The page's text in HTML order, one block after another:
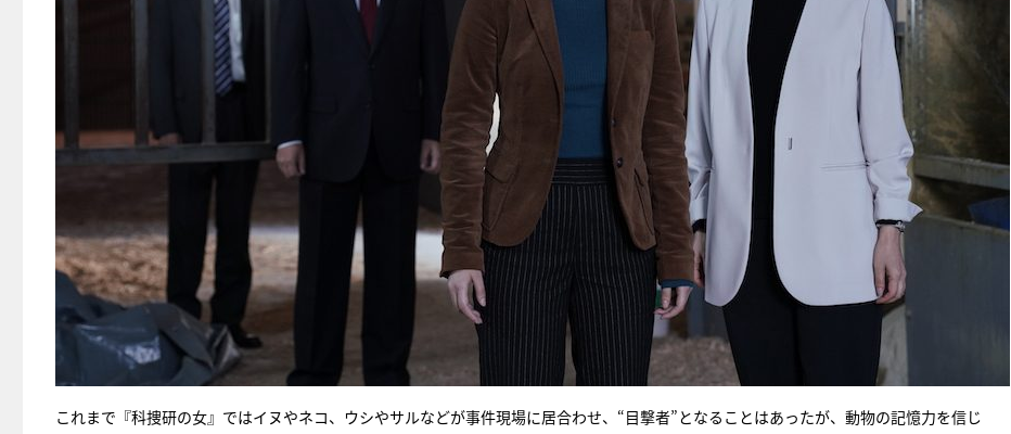
これまで『科捜研の女』ではイヌやネコ、ウシやサルなどが事件現場に居合わせ、“目撃者”となることはあったが、動物の記憶力を信じ